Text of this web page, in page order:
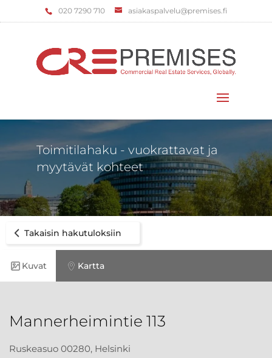
‌020 7290 710 asiakaspalvelu@premises.fi
Toimitilahaku - vuokrattavat ja
myytävät kohteet
Takaisin hakutuloksiin
Kuvat Kartta
Mannerheimintie 113
Ruskeasuo 00280, Helsinki